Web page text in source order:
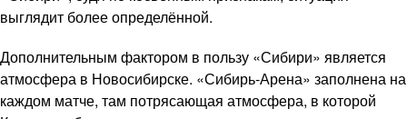
выглядит более определённой.
Дополнительным фактором в пользу «Сибири» является
атмосфера в Новосибирске. «Сибирь-Арена» заполнена на
каждом матче, там потрясающая атмосфера, в которой